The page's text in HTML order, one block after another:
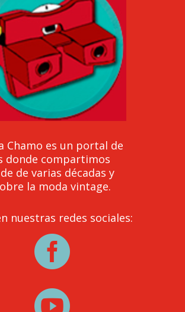
Chamo es un portal de
donde compartimos
de varias décadas y
la moda vintage.
nuestras redes sociales:
